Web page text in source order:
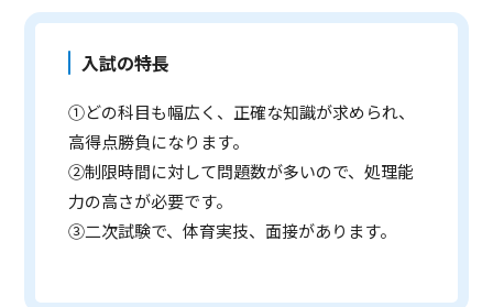
入試の特長
①どの科目も幅広く、正確な知識が求められ、
高得点勝負になります。
②制限時間に対して問題数が多いので、処理能
力の高さが必要です。
③二次試験で、体育実技、面接があります。